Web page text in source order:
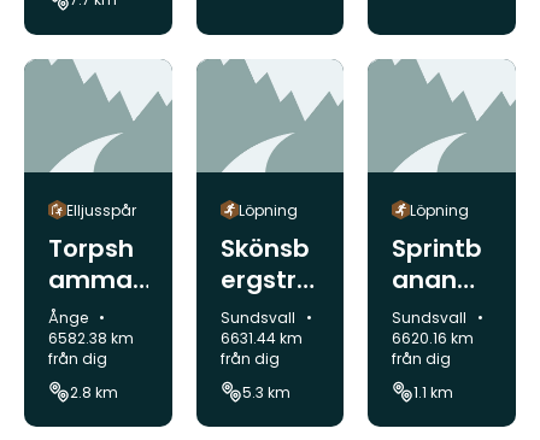
Elljusspår
Torpsh
ammar
elljussp
år
Kommun:
Ånge
6582.38 km
från dig
2.8 km
Löpning
Skönsb
ergstrai
len
Kommun:
Sundsvall
6631.44 km
från dig
5.3 km
Löpning
Sprintb
anan
Matfors
Kommun:
Sundsvall
6620.16 km
från dig
1.1 km